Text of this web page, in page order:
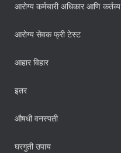
आरोग्य कर्मचारी अधिकार आणि कर्तव्य
आरोग्य सेवक फ्री टेस्ट
आहार विहार
इतर
औषधी वनस्पती
घरगुती उपाय